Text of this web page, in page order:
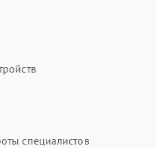
специалистов